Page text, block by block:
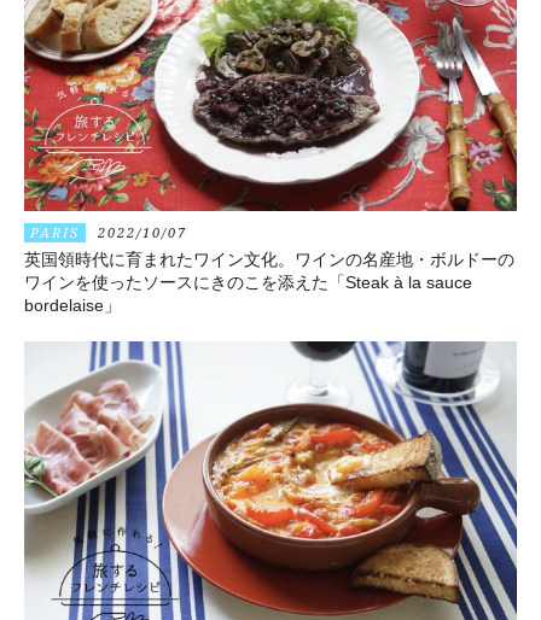
PARIS 2022/10/07
英国領時代に育まれたワイン文化。ワインの名産地・ボルドーの
ワインを使ったソースにきのこを添えた「Steak à la sauce
bordelaise」